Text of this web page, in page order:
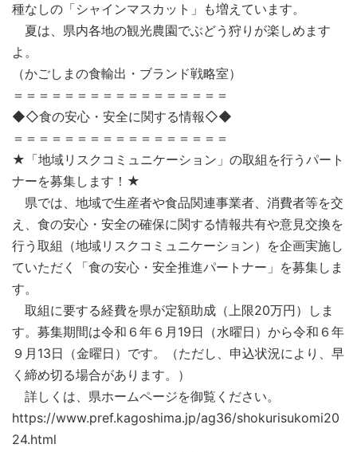
種なしの「シャインマスカット」も増えています。
夏は、県内各地の観光農園でぶどう狩りが楽しめます
よ。
（かごしまの食輸出・ブランド戦略室）
＝＝＝＝＝＝＝＝＝＝＝＝＝＝＝＝＝
◆◇食の安心・安全に関する情報◇◆
＝＝＝＝＝＝＝＝＝＝＝＝＝＝＝＝＝
★「地域リスクコミュニケーション」の取組を行うパート
ナーを募集します！★
県では、地域で生産者や食品関連事業者、消費者等を交
え、食の安心・安全の確保に関する情報共有や意見交換を
行う取組（地域リスクコミュニケーション）を企画実施し
ていただく「食の安心・安全推進パートナー」を募集しま
す。
取組に要する経費を県が定額助成（上限20万円）しま
す。募集期間は令和６年６月19日（水曜日）から令和６年
９月13日（金曜日）です。（ただし、申込状況により、早
く締め切る場合があります。）
詳しくは、県ホームページを御覧ください。
https://www.pref.kagoshima.jp/ag36/shokurisukomi20
24.html